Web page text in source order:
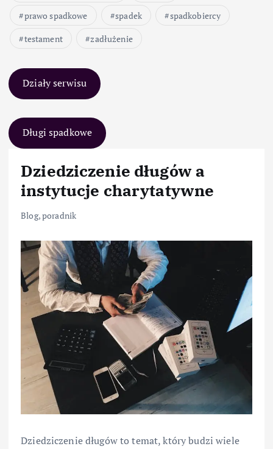
prawo spadkowe
spadek
spadkobiercy
testament
zadłużenie
Działy serwisu
Długi spadkowe
Dziedziczenie długów a
instytucje charytatywne
Blog,poradnik
Dziedziczenie długów to temat, który budzi wiele